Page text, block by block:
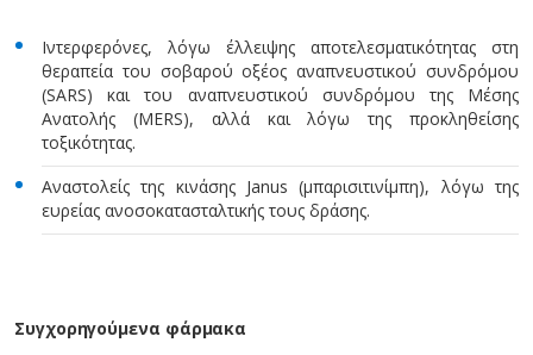
Ιντερφερόνες, λόγω έλλειψης αποτελεσματικότητας στη
θεραπεία του σοβαρού οξέος αναπνευστικού συνδρόμου
(SARS) και του αναπνευστικού συνδρόμου της Μέσης
Ανατολής (MERS), αλλά και λόγω της προκληθείσης
τοξικότητας.
Αναστολείς της κινάσης Janus (μπαρισιτινίμπη), λόγω της
ευρείας ανοσοκατασταλτικής τους δράσης.
Συγχορηγούμενα φάρμακα